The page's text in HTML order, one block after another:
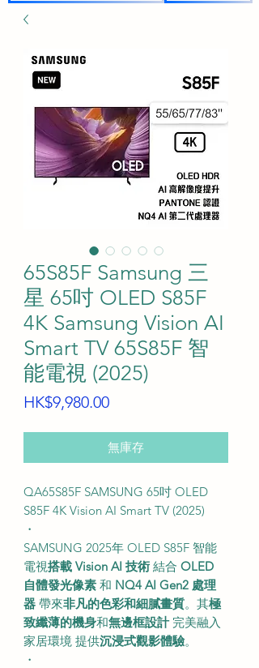
65S85F Samsung 三
星 65吋 OLED S85F
4K Samsung Vision AI
Smart TV 65S85F 智
能電視 (2025)
HK$9,980.00價
無庫存
QA65S85F SAMSUNG 65吋 OLED
S85F 4K Vision AI Smart TV (2025)
・
SAMSUNG 2025年 OLED S85F 智能
電視搭載 Vision AI 技術 結合 OLED
自體發光像素 和 NQ4 AI Gen2 處理
器 帶來非凡的色彩和細膩畫質。其極
致纖薄的機身和無邊框設計完美融入
家居環境 提供沉浸式觀影體驗。
・